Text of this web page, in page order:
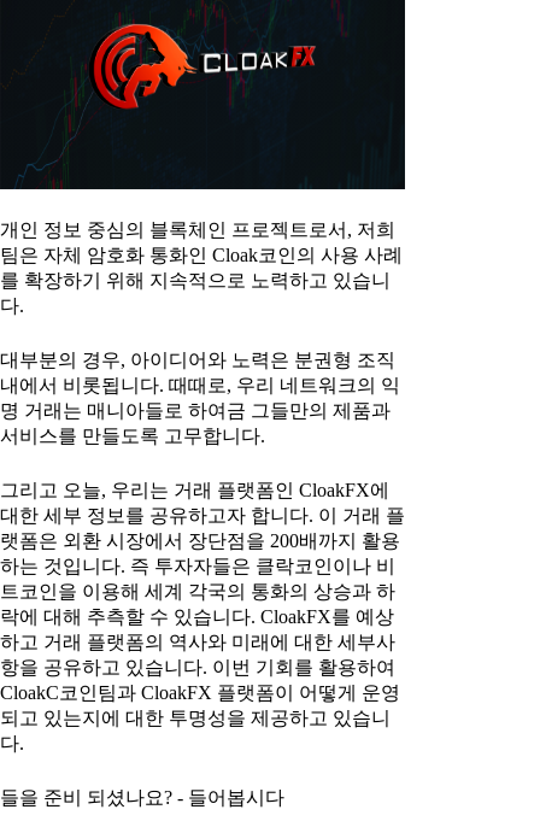
개인 정보 중심의 블록체인 프로젝트로서, 저희
팀은 자체 암호화 통화인 Cloak코인의 사용 사례
를 확장하기 위해 지속적으로 노력하고 있습니
다.
대부분의 경우, 아이디어와 노력은 분권형 조직
내에서 비롯됩니다. 때때로, 우리 네트워크의 익
명 거래는 매니아들로 하여금 그들만의 제품과
서비스를 만들도록 고무합니다.
그리고 오늘, 우리는 거래 플랫폼인 CloakFX에
대한 세부 정보를 공유하고자 합니다. 이 거래 플
랫폼은 외환 시장에서 장단점을 200배까지 활용
하는 것입니다. 즉 투자자들은 클락코인이나 비
트코인을 이용해 세계 각국의 통화의 상승과 하
락에 대해 추측할 수 있습니다. CloakFX를 예상
하고 거래 플랫폼의 역사와 미래에 대한 세부사
항을 공유하고 있습니다. 이번 기회를 활용하여
CloakC코인팀과 CloakFX 플랫폼이 어떻게 운영
되고 있는지에 대한 투명성을 제공하고 있습니
다.
들을 준비 되셨나요? - 들어봅시다